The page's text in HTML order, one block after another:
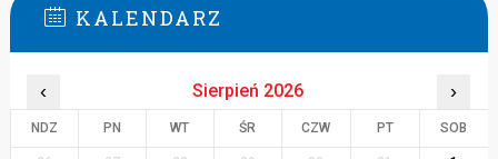
KALENDARZ
‹ Sierpień 2026 ›
NDZ PN WT ŚR CZW PT SOB